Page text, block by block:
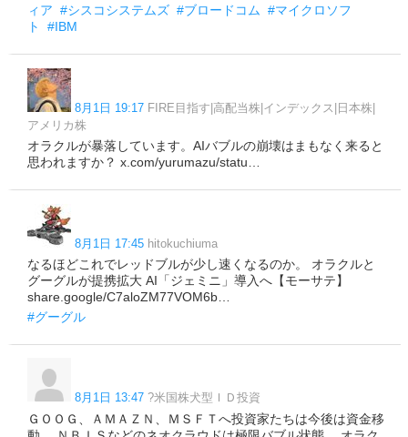
ィア #シスコシステムズ #ブロードコム #マイクロソフ
ト
#IBM
8月1日 19:17 FIRE目指す|高配当株|インデックス|日本株|
アメリカ株
オラクルが暴落しています。AIバブルの崩壊はまもなく来ると
思われますか？ x.com/yurumazu/statu…
8月1日 17:45 hitokuchiuma
なるほどこれでレッドブルが少し速くなるのか。 オラクルと
グーグルが提携拡大 AI「ジェミニ」導入へ【モーサテ】
share.google/C7aloZM77VOM6b…
#グーグル
8月1日 13:47 ?米国株犬型ＩＤ投資
ＧＯＯＧ、ＡＭＡＺＮ、ＭＳＦＴへ投資家たちは今後は資金移